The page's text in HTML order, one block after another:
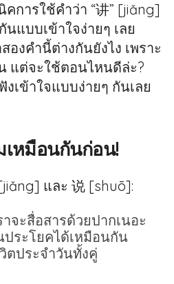
การใช้คำว่า “讲” [jiǎng]
นแบบเข้าใจง่ายๆ เลย
องคำนี้ต่างกันยังไง เพราะ
แต่จะใช้ตอนไหนดีล่ะ?
เข้าใจแบบง่ายๆ กันเลย
หมือนกันก่อน!
และ 说 [shuō]:
าจะสื่อสารด้วยปากเนอะ
ประโยคได้เหมือนกัน
ตประจำวันทั้งคู่